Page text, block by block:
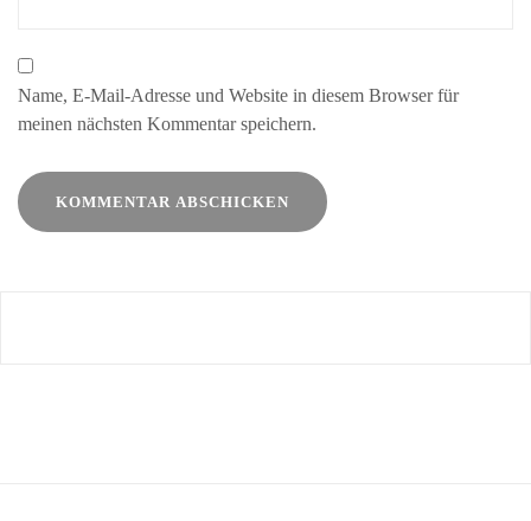
Name, E-Mail-Adresse und Website in diesem Browser für
meinen nächsten Kommentar speichern.